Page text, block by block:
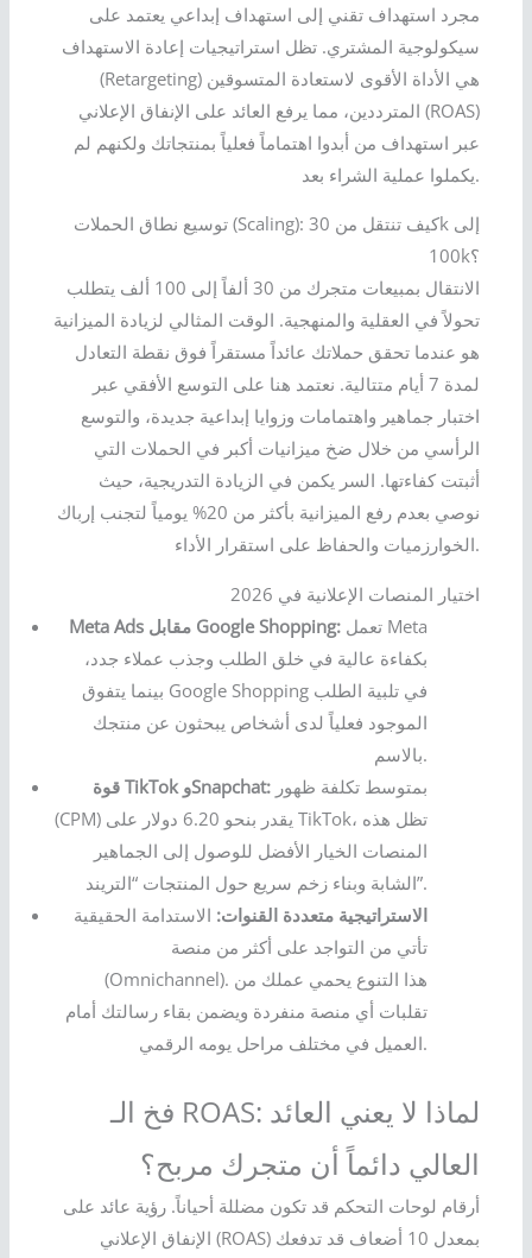
مجرد استهداف تقني إلى استهداف إبداعي يعتمد على
سيكولوجية المشتري. تظل استراتيجيات إعادة الاستهداف
(Retargeting) هي الأداة الأقوى لاستعادة المتسوقين
المترددين، مما يرفع العائد على الإنفاق الإعلاني (ROAS)
عبر استهداف من أبدوا اهتماماً فعلياً بمنتجاتك ولكنهم لم
يكملوا عملية الشراء بعد.
توسيع نطاق الحملات (Scaling): كيف تنتقل من 30k إلى
100k؟
الانتقال بمبيعات متجرك من 30 ألفاً إلى 100 ألف يتطلب
تحولاً في العقلية والمنهجية. الوقت المثالي لزيادة الميزانية
هو عندما تحقق حملاتك عائداً مستقراً فوق نقطة التعادل
لمدة 7 أيام متتالية. نعتمد هنا على التوسع الأفقي عبر
اختبار جماهير واهتمامات وزوايا إبداعية جديدة، والتوسع
الرأسي من خلال ضخ ميزانيات أكبر في الحملات التي
أثبتت كفاءتها. السر يكمن في الزيادة التدريجية، حيث
نوصي بعدم رفع الميزانية بأكثر من 20% يومياً لتجنب إرباك
الخوارزميات والحفاظ على استقرار الأداء.
اختيار المنصات الإعلانية في 2026
Meta Ads مقابل Google Shopping:تعمل Meta
بكفاءة عالية في خلق الطلب وجذب عملاء جدد،
بينما يتفوق Google Shopping في تلبية الطلب
الموجود فعلياً لدى أشخاص يبحثون عن منتجك
بالاسم.
قوة TikTok وSnapchat:بمتوسط تكلفة ظهور
(CPM) يقدر بنحو 6.20 دولار على TikTok، تظل هذه
المنصات الخيار الأفضل للوصول إلى الجماهير
الشابة وبناء زخم سريع حول المنتجات “التريند”.
الاستراتيجية متعددة القنوات: الاستدامة الحقيقية
تأتي من التواجد على أكثر من منصة
(Omnichannel). هذا التنوع يحمي عملك من
تقلبات أي منصة منفردة ويضمن بقاء رسالتك أمام
العميل في مختلف مراحل يومه الرقمي.
فخ الـ ROAS: لماذا لا يعني العائد
العالي دائماً أن متجرك مربح؟
أرقام لوحات التحكم قد تكون مضللة أحياناً. رؤية عائد على
الإنفاق الإعلاني (ROAS) بمعدل 10 أضعاف قد تدفعك